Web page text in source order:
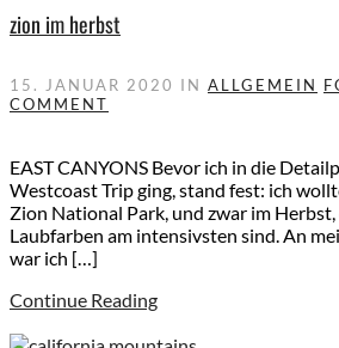
zion im herbst
15. JANUAR 2020 IN ALLGEMEIN
COMMENT
EAST CANYONS Bevor ich in die
Westcoast Trip ging, stand fest: ich
Zion National Park, und zwar im
Laubfarben am intensivsten sind. An
war ich […]
Continue Reading